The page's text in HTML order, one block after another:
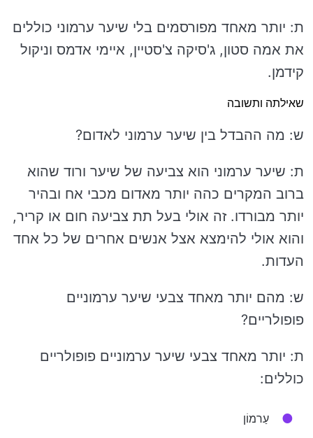
ת: יותר מאחד מפורסמים בלי שיער ערמוני כוללים
את אמה סטון, ג'סיקה צ'סטיין, איימי אדמס וניקול
קידמן.
שאילתה ותשובה
ש: מה ההבדל בין שיער ערמוני לאדום?
ת: שיער ערמוני הוא צביעה של שיער ורוד שהוא
ברוב המקרים כהה יותר מאדום מכבי אח ובהיר
יותר מבורדו. זה אולי בעל תת צביעה חום או קריר,
והוא אולי להימצא אצל אנשים אחרים של כל אחד
העדות.
ש: מהם יותר מאחד צבעי שיער ערמוניים
פופולריים?
ת: יותר מאחד צבעי שיער ערמוניים פופולריים
כוללים:
עַרמוֹן